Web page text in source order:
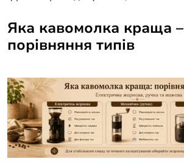
Яка кавомолка краща –
порівняння типів